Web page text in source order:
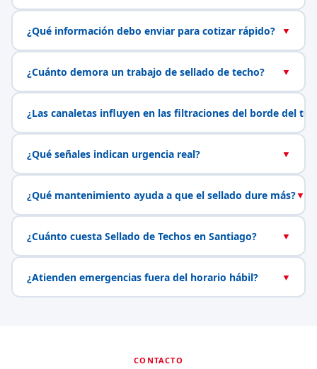
¿Qué información debo enviar para cotizar rápido? ▼
¿Cuánto demora un trabajo de sellado de techo? ▼
¿Las canaletas influyen en las filtraciones del borde del
¿Qué señales indican urgencia real? ▼
¿Qué mantenimiento ayuda a que el sellado dure más?▼
¿Cuánto cuesta Sellado de Techos en Santiago? ▼
¿Atienden emergencias fuera del horario hábil? ▼
CONTACTO